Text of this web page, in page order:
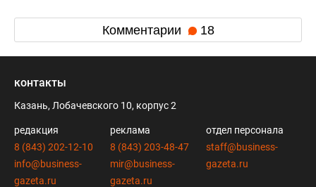
Комментарии 18
контакты
Казань, Лобачевского 10, корпус 2
редакция
8 (843) 202-12-10
info@business-
gazeta.ru
реклама
8 (843) 203-48-47
mir@business-
gazeta.ru
отдел персонала
staff@business-
gazeta.ru